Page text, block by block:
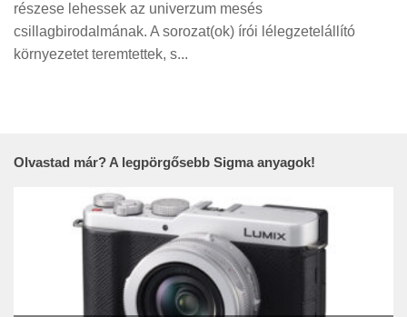
Tanácsok
Érdekességek
részese lehessek az univerzum mesés
csillagbirodalmának. A sorozat(ok) írói lélegzetelállító
környezetet teremtettek, s...
Olvastad már? A legpörgősebb Sigma anyagok!